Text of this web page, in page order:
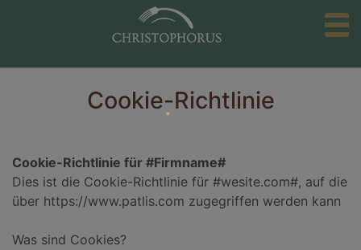
Cookie-Richtlinie
Cookie-Richtlinie für #Firmname#
Dies ist die Cookie-Richtlinie für #wesite.com#, auf die
über https://www.patlis.com zugegriffen werden kann
Was sind Cookies?